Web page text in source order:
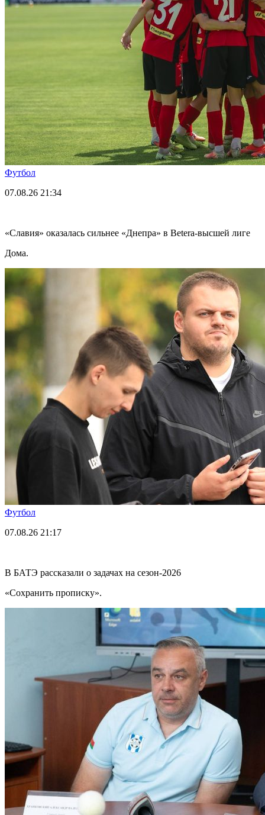
Футбол
07.08.26 21:34
«Славия» оказалась сильнее «Днепра» в Betera-высшей лиге
Дома.
Футбол
07.08.26 21:17
В БАТЭ рассказали о задачах на сезон-2026
«Сохранить прописку».